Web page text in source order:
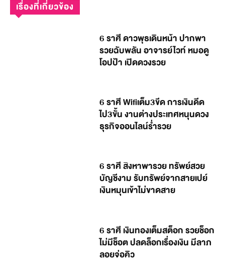
เรื่องที่เกี่ยวข้อง
6 ราศี ดาวพุธเดินหน้า ปากพา
รวยฉับพลัน อาจารย์ไวท์ หมอดู
โอปป้า เปิดดวงรวย
6 ราศี Wifiเต็ม3ขีด การเงินดีด
ไป3ขั้น งานต่างประเทศหนุนดวง
ธุรกิจออนไลน์ร่ำรวย
6 ราศี สิงหาพารวย ทรัพย์สวย
บัญชีงาม รับทรัพย์จากสายเปย์
เงินหมุนเข้าไม่ขาดสาย
6 ราศี เงินทองเต็มสต็อก รวยช็อก
ไม่มีช็อต ปลดล็อกเรื่องเงิน มีลาภ
ลอยจ่อคิว